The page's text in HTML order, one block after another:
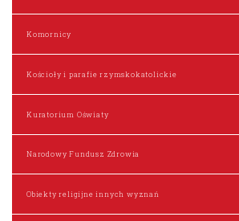
Komornicy
Kościoły i parafie rzymskokatolickie
Kuratorium Oświaty
Narodowy Fundusz Zdrowia
Obiekty religijne innych wyznań